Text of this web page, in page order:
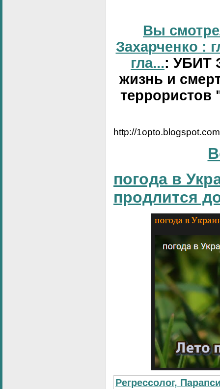
Вы
Захарченко :
гла...: УБИТ
жизнь и
террористов
http://
погода в
продлится
Регрессолог,